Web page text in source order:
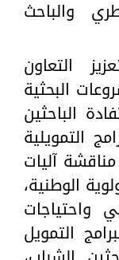
والباحث
التعاون
البحثية
الباحثين
التمويلية
آليات
الوطنية،
واحتياجات
التمويل